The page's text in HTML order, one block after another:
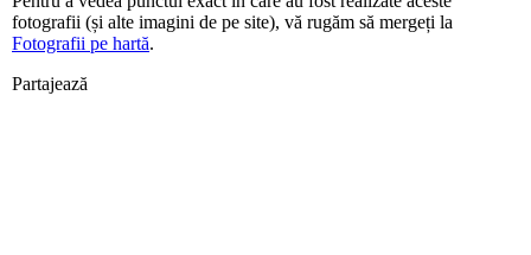
fotografii (și alte imagini de pe site), vă rugăm să mergeți la
Fotografii pe hartă.
Partajează